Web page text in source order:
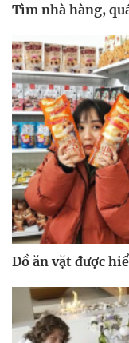
Tìm nhà hàng,
Đồ ăn vặt được